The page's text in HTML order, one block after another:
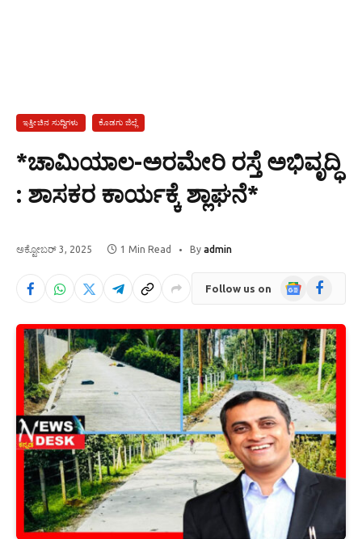
ಇತ್ತೀಚಿನ ಸುದ್ದಿಗಳು ಕೊಡಗು ಜಿಲ್ಲೆ
*ಚಾಮಿಯಾಲ-ಅರಮೇರಿ ರಸ್ತೆ ಅಭಿವೃದ್ಧಿ
: ಶಾಸಕರ ಕಾರ್ಯಕ್ಕೆ ಶ್ಲಾಘನೆ*
ಅಕ್ಟೋಬರ್ 3, 2025 1 Min Read By admin
Follow us on
GoogleFacebook